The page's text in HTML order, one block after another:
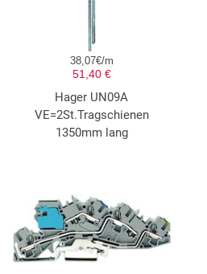
38,07€/m
51,40 €
Hager UN09A
VE=2St.Tragschienen
1350mm lang